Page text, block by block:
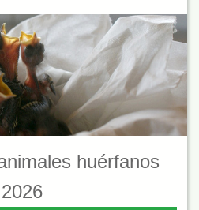
huérfanos
2026